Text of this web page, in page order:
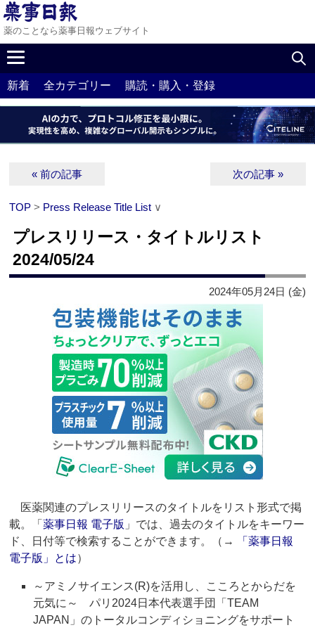
薬のことなら薬事日報ウェブサイト
新着 全カテゴリー 購読・購入・登録
« 前の記事 次の記事 »
TOP > Press Release Title List ∨
プレスリリース・タイトルリスト
2024/05/24
2024年05月24日 (金)
医薬関連のプレスリリースのタイトルをリスト形式で掲
載。「薬事日報 電子版 」では、過去のタイトルをキーワー
ド、日付等で検索することができます。（→
「薬事日報
電子版」とは）
～アミノサイエンス(R)を活用し、こころとからだを
元気に～ パリ2024日本代表選手団「TEAM
JAPAN」のトータルコンディショニングをサポート